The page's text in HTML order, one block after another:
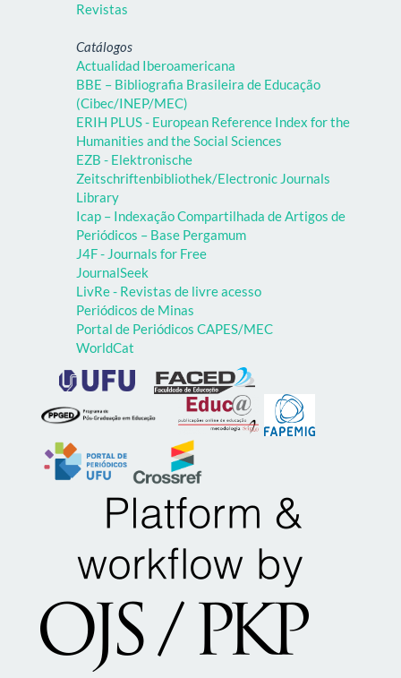
Revistas
Catálogos
Actualidad Iberoamericana
BBE – Bibliografia Brasileira de Educação
(Cibec/INEP/MEC)
ERIH PLUS - European Reference Index for the
Humanities and the Social Sciences
EZB - Elektronische
Zeitschriftenbibliothek/Electronic Journals
Library
Icap – Indexação Compartilhada de Artigos de
Periódicos – Base Pergamum
J4F - Journals for Free
JournalSeek
LivRe - Revistas de livre acesso
Periódicos de Minas
Portal de Periódicos CAPES/MEC
WorldCat